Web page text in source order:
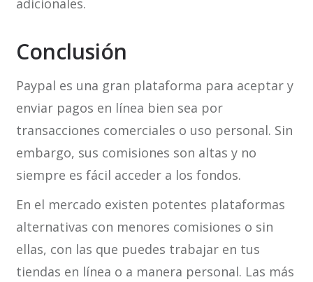
adicionales.
Conclusión
Paypal es una gran plataforma para aceptar y
enviar pagos en línea bien sea por
transacciones comerciales o uso personal. Sin
embargo, sus comisiones son altas y no
siempre es fácil acceder a los fondos.
En el mercado existen potentes plataformas
alternativas con menores comisiones o sin
ellas, con las que puedes trabajar en tus
tiendas en línea o a manera personal. Las más